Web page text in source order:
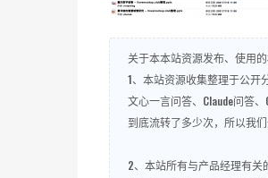
关于本本站资源发布、使用的
1、本站资源收集整理于公开
文心一言问答、Claude问答
到底流转了多少次，所以我
2、本站所有与产品经理有